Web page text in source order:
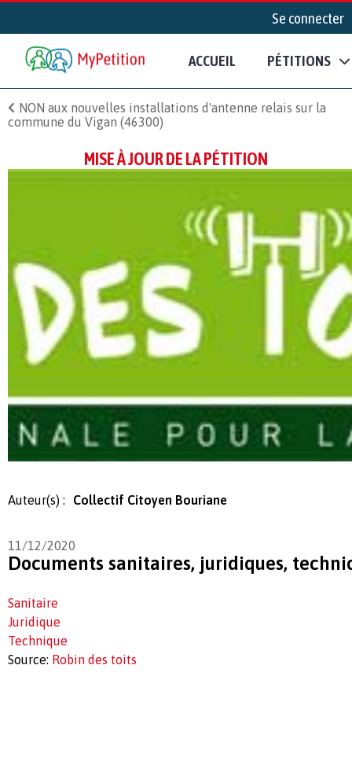
Se connecter
ACCUEIL PÉTITIONS
NON aux nouvelles installations d'antenne relais sur la
commune du Vigan (46300)
MISE À JOUR DE LA PÉTITION
Auteur(s) : Collectif Citoyen Bouriane
11/12/2020
Documents sanitaires, juridiques,
Sanitaire
Juridique
Technique
Source: Robin des toits